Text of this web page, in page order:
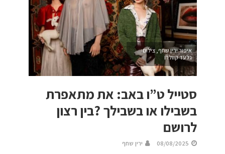
איפור ירין שחף, צילום:
גלעד קוולרו
סטייל ט”ו באב: את מתאפרת
בשבילו או בשבילך ?בין רצון
לרושם
08/08/2025 ירין שחף